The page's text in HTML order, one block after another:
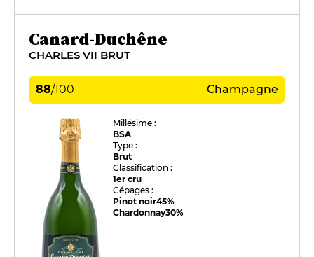
Canard-Duchêne
CHARLES VII BRUT
88/100 Champagne
Millésime :
BSA
Type :
Brut
Classification :
1er cru
Cépages :
Pinot noir45%
Chardonnay30%